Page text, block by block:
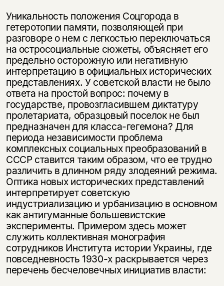
Уникальность положения Соцгорода в
гетеротопии памяти, позволяющей при
разговоре о нем с легкостью переключаться
на остросоциальные сюжеты, объясняет его
предельно осторожную или негативную
интерпретацию в официальных исторических
представлениях. У советской власти не было
ответа на простой вопрос: почему в
государстве, провозгласившем диктатуру
пролетариата, образцовый поселок не был
предназначен для класса-гегемона? Для
периода независимости проблема
комплексных социальных преобразований в
СССР ставится таким образом, что ее трудно
различить в длинном ряду злодеяний режима.
Оптика новых исторических представлений
интерпретирует советскую
индустриализацию и урбанизацию в основном
как антигуманные большевистские
эксперименты. Примером здесь может
служить коллективная монография
сотрудников Института истории Украины, где
повседневность 1930-х раскрывается через
перечень бесчеловечных инициатив власти: